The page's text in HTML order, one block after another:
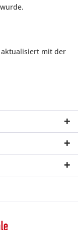
mit der